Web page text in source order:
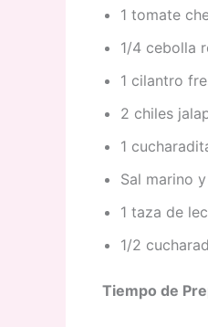
1 tomate
1/4 cebolla
1 cilantro
2 chiles
1
Sal marino
1 taza de
1/2
Tiempo de